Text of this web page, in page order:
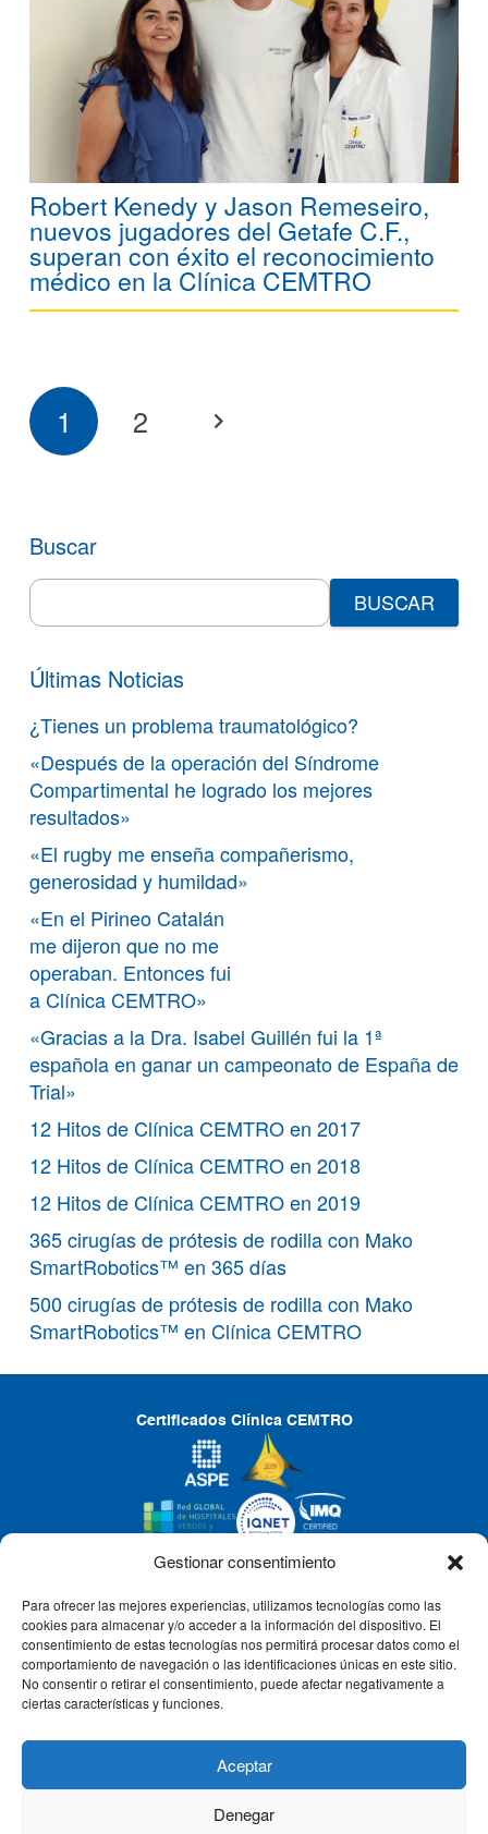
Gestionar consentimiento
Para ofrecer las mejores experiencias, utilizamos tecnologías como las
cookies para almacenar y/o acceder a la información del dispositivo. El
consentimiento de estas tecnologías nos permitirá procesar datos como el
comportamiento de navegación o las identificaciones únicas en este sitio.
No consentir o retirar el consentimiento, puede afectar negativamente a
ciertas características y funciones.
Aceptar
Denegar
Robert Kenedy y Jason Remeseiro,
nuevos jugadores del Getafe C.F.,
superan con éxito el reconocimiento
médico en la Clínica CEMTRO
1 2
Buscar
Search
for:
Últimas Noticias
¿Tienes un problema traumatológico?
«Después de la operación del Síndrome
Compartimental he logrado los mejores
resultados»
«El rugby me enseña compañerismo,
generosidad y humildad»
«En el Pirineo Catalán
me dijeron que no me
operaban. Entonces fui
a Clínica CEMTRO»
«Gracias a la Dra. Isabel Guillén fui la 1ª
española en ganar un campeonato de España de
Trial»
12 Hitos de Clínica CEMTRO en 2017
12 Hitos de Clínica CEMTRO en 2018
12 Hitos de Clínica CEMTRO en 2019
365 cirugías de prótesis de rodilla con Mako
SmartRobotics™ en 365 días
500 cirugías de prótesis de rodilla con Mako
SmartRobotics™ en Clínica CEMTRO
Certificados Clínica CEMTRO
CLÍNICA CEMTRO
QUIÉNES SOMOS